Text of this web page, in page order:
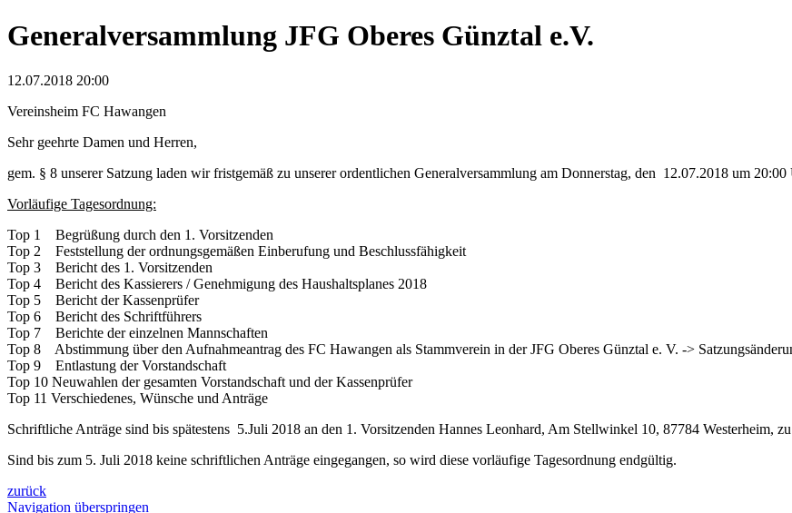
Generalversammlung JFG Oberes Günztal e.V.
12.07.2018 20:00
Vereinsheim FC Hawangen
Sehr geehrte Damen und Herren,
gem. § 8 unserer Satzung laden wir fristgemäß zu unserer ordentlichen Generalversammlung am Donnerstag, den 12.07.2018 um
Vorläufige Tagesordnung:
Top 1 Begrüßung durch den 1. Vorsitzenden
Top 2 Feststellung der ordnungsgemäßen Einberufung und Beschlussfähigkeit
Top 3 Bericht des 1. Vorsitzenden
Top 4 Bericht des Kassierers / Genehmigung des Haushaltsplanes 2018
Top 5 Bericht der Kassenprüfer
Top 6 Bericht des Schriftführers
Top 7 Berichte der einzelnen Mannschaften
Top 8 Abstimmung über den Aufnahmeantrag des FC Hawangen als Stammverein in der JFG Oberes Günztal e. V. ->
Top 9 Entlastung der Vorstandschaft
Top 10 Neuwahlen der gesamten Vorstandschaft und der Kassenprüfer
Top 11 Verschiedenes, Wünsche und Anträge
Schriftliche Anträge sind bis spätestens 5.Juli 2018 an den 1. Vorsitzenden Hannes Leonhard, Am Stellwinkel 10, 87784 Westerheim,
Sind bis zum 5. Juli 2018 keine schriftlichen Anträge eingegangen, so wird diese vorläufige Tagesordnung endgültig.
zurück
Navigation überspringen